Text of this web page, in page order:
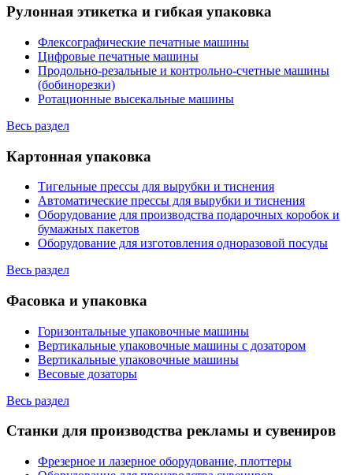
Рулонная этикетка и гибкая упаковка
Флексографические печатные машины
Цифровые печатные машины
Продольно-резальные и контрольно-счетные машины
(бобинорезки)
Ротационные высекальные машины
Весь раздел
Картонная упаковка
Тигельные прессы для вырубки и тиснения
Автоматические прессы для вырубки и тиснения
Оборудование для производства подарочных коробок и
бумажных пакетов
Оборудование для изготовления одноразовой посуды
Весь раздел
Фасовка и упаковка
Горизонтальные упаковочные машины
Вертикальные упаковочные машины с дозатором
Вертикальные упаковочные машины
Весовые дозаторы
Весь раздел
Станки для производства рекламы и сувениров
Фрезерное и лазерное оборудование, плоттеры